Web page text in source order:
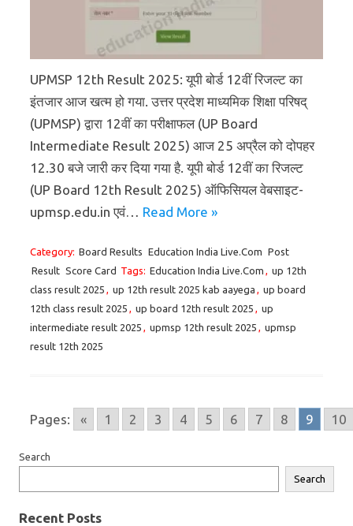
UPMSP 12th Result 2025: यूपी बोर्ड 12वीं रिजल्ट का
इंतजार आज खत्म हो गया. उत्तर प्रदेश माध्यमिक शिक्षा परिषद्
(UPMSP) द्वारा 12वीं का परीक्षाफल (UP Board
Intermediate Result 2025) आज 25 अप्रैल को दोपहर
12.30 बजे जारी कर दिया गया है. यूपी बोर्ड 12वीं का रिजल्ट
(UP Board 12th Result 2025) ऑफिसियल वेबसाइट-
upmsp.edu.in एवं… Read More »
Category: Board Results Education India Live.Com Post
Result Score Card Tags: Education India Live.Com , up 12th
class result 2025 , up 12th result 2025 kab aayega , up board
12th class result 2025 , up board 12th result 2025 , up
intermediate result 2025 , upmsp 12th result 2025 , upmsp
result 12th 2025
Pages: « 1 2 3 4 5 6 7 8 9 10
Search
Search
Recent Posts